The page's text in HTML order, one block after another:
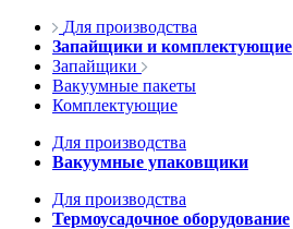
Для производства
Запайщики и комплектующие
Запайщики
Вакуумные пакеты
Комплектующие
Для производства
Вакуумные упаковщики
Для производства
Термоусадочное оборудование